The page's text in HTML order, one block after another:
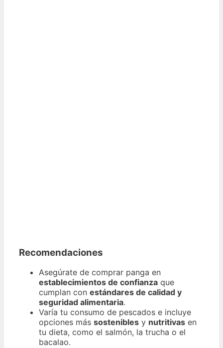
Recomendaciones
Asegúrate de comprar panga en
establecimientos de confianza que
cumplan con estándares de calidad y
seguridad alimentaria.
Varía tu consumo de pescados e incluye
opciones más sostenibles y nutritivas en
tu dieta, como el salmón, la trucha o el
bacalao.